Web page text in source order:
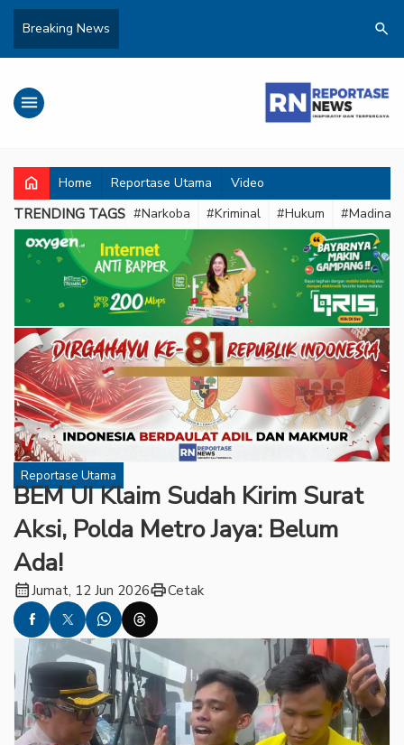
Breaking News search
menu
home Home Reportase Utama Video
TRENDING TAGS #Narkoba #Kriminal #Hukum #Madina
Reportase Utama
BEM UI Klaim Sudah Kirim Surat
Aksi, Polda Metro Jaya: Belum
Ada!
calendar_monthJumat, 12 Jun 2026printCetak